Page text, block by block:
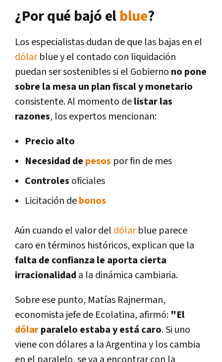
¿Por qué bajó el blue?
Los especialistas dudan de que las bajas en el
dólarblue y el contado con liquidación
puedan ser sostenibles si el Gobierno no pone
sobre la mesa un plan fiscal y monetario
consistente. Al momento delistar las
razones, los expertos mencionan:
Precio alto
Necesidad de pesos por fin de mes
Controles oficiales
Licitación debonos
Aún cuando el valor del dólarblue parece
caro en términos históricos, explican que la
falta de confianza le aporta cierta
irracionalidad a la dinámica cambiaria.
Sobre ese punto, Matías Rajnerman,
economista jefe de Ecolatina, afirmó: "El
dólarparalelo estaba y está caro. Si uno
viene con dólares a la Argentina y los cambia